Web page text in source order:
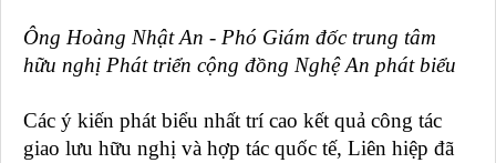
Ông Hoàng Nhật An - Phó Giám đốc trung tâm
hữu nghị Phát triển cộng đồng Nghệ An phát biểu
Các ý kiến phát biểu nhất trí cao kết quả công tác
giao lưu hữu nghị và hợp tác quốc tế, Liên hiệp đã